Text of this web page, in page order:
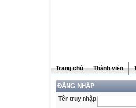
Trang chủ Thành viên
ĐĂNG NHẬP
Tên truy nhập